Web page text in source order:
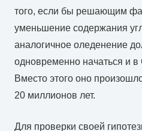
того, если бы решающим
уменьшение содержания
аналогичное оледенение
одновременно начаться и
Вместо этого оно
20 миллионов лет.
Для проверки своей